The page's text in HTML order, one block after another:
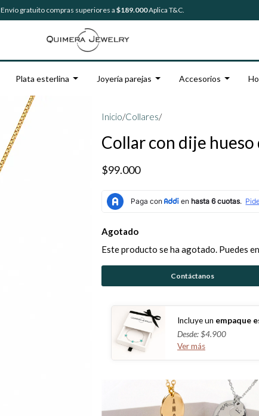
Envío gratuito compras superiores a $189.000Aplica T&C.
Plata esterlina Joyería parejas Accesorios
Inicio/Collares/
Collar con dije
$99.000
Agotado
Este producto se ha agotado. Puedes
Contáctanos
Incluye un empaque
Desde: $4.900
Ver más